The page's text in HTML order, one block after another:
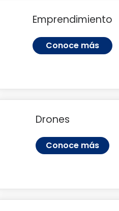
Emprendimiento
Conoce más
Drones
Conoce más